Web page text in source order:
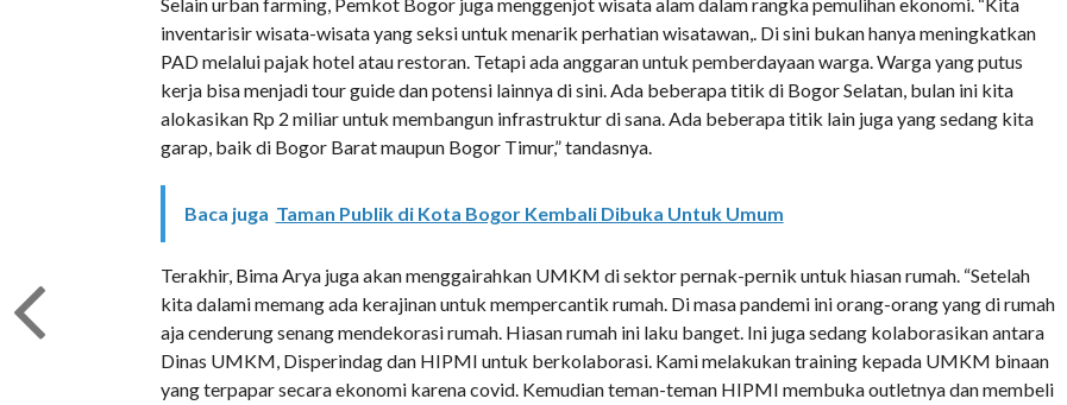
inventarisir wisata-wisata yang seksi untuk menarik perhatian wisatawan,. Di sini bukan hanya meningkatkan
PAD melalui pajak hotel atau restoran. Tetapi ada anggaran untuk pemberdayaan warga. Warga yang putus
kerja bisa menjadi tour guide dan potensi lainnya di sini. Ada beberapa titik di Bogor Selatan, bulan ini kita
alokasikan Rp 2 miliar untuk membangun infrastruktur di sana. Ada beberapa titik lain juga yang sedang kita
garap, baik di Bogor Barat maupun Bogor Timur,” tandasnya.
Baca juga Taman Publik di Kota Bogor Kembali Dibuka Untuk Umum
Terakhir, Bima Arya juga akan menggairahkan UMKM di sektor pernak-pernik untuk hiasan rumah. “Setelah
kita dalami memang ada kerajinan untuk mempercantik rumah. Di masa pandemi ini orang-orang yang di rumah
aja cenderung senang mendekorasi rumah. Hiasan rumah ini laku banget. Ini juga sedang kolaborasikan antara
Dinas UMKM, Disperindag dan HIPMI untuk berkolaborasi. Kami melakukan training kepada UMKM binaan
yang terpapar secara ekonomi karena covid. Kemudian teman-teman HIPMI membuka outletnya dan membeli